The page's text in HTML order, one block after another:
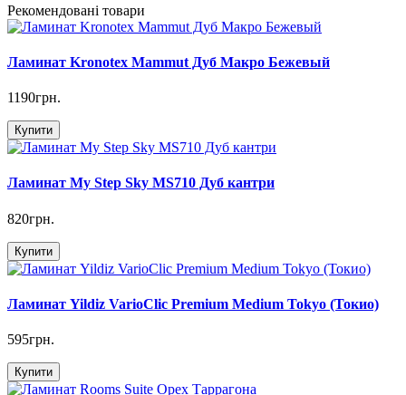
Рекомендовані товари
Ламинат Kronotex Mammut Дуб Макро Бежевый
1190грн.
Купити
Ламинат My Step Sky MS710 Дуб кантри
820грн.
Купити
Ламинат Yildiz VarioClic Premium Medium Tokyo (Токио)
595грн.
Купити